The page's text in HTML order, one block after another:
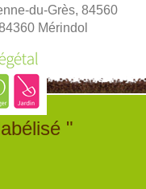
du-Grès, 84560
Mérindol
"